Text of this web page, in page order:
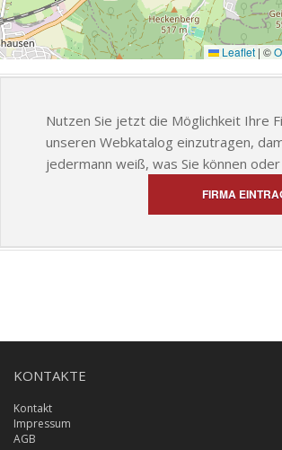
Leaflet | ©
Nutzen Sie jetzt die Möglichkeit Ihre
unseren Webkatalog einzutragen,
jedermann weiß, was Sie können
FIRMA
KONTAKTE
Kontakt
Impressum
AGB